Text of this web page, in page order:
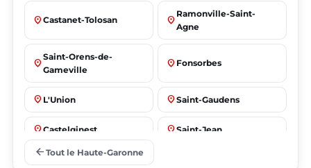
place Castanet-Tolosan place
Ramonville-Saint-
Agne
place
Saint-Orens-de-
Gameville
place Fonsorbes
place L'Union place Saint-Gaudens
place Castelginest place Saint-Jean
place Villeneuve-Tolosane
arrow_back Tout le Haute-Garonne